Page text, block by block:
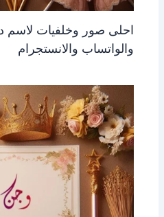
احلى صور وخلفيات لاسم
والواتساب والانستجرام